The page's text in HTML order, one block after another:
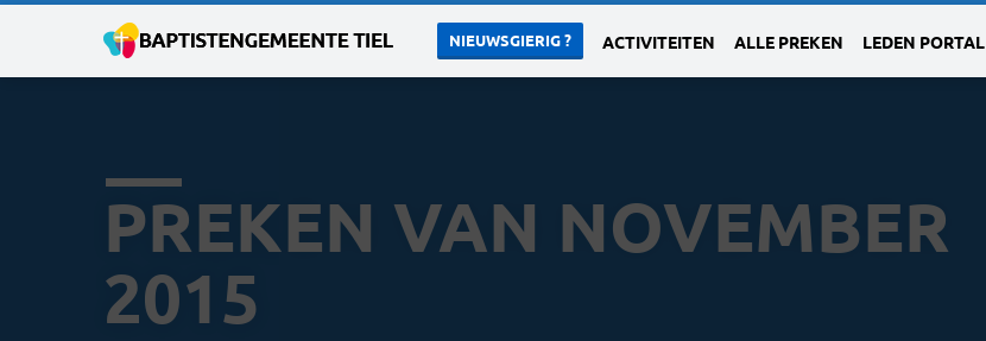
NIEUWSGIERIG ? ACTIVITEITEN ALLE PREKEN LEDEN PORTAL
PREKEN VAN NOVEMBER
2015